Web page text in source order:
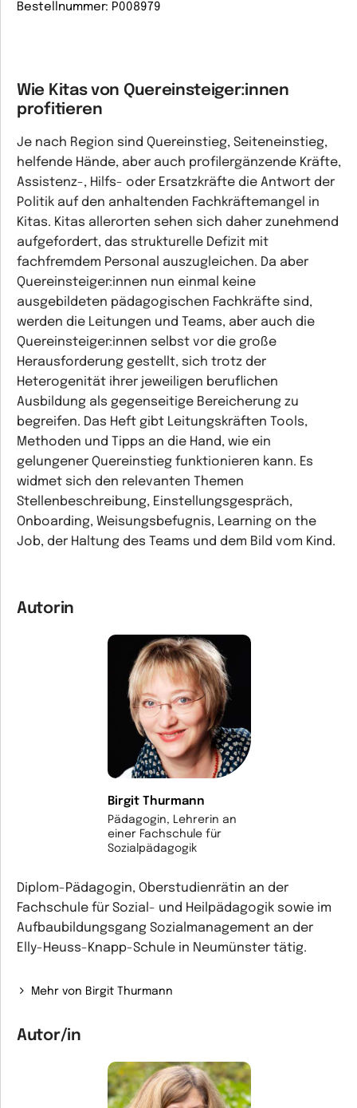
Bestellnummer: P008979
Wie Kitas von Quereinsteiger:innen
profitieren
Je nach Region sind Quereinstieg, Seiteneinstieg,
helfende Hände, aber auch profilergänzende Kräfte,
Assistenz-, Hilfs- oder Ersatzkräfte die Antwort der
Politik auf den anhaltenden Fachkräftemangel in
Kitas. Kitas allerorten sehen sich daher zunehmend
aufgefordert, das strukturelle Defizit mit
fachfremdem Personal auszugleichen. Da aber
Quereinsteiger:innen nun einmal keine
ausgebildeten pädagogischen Fachkräfte sind,
werden die Leitungen und Teams, aber auch die
Quereinsteiger:innen selbst vor die große
Herausforderung gestellt, sich trotz der
Heterogenität ihrer jeweiligen beruflichen
Ausbildung als gegenseitige Bereicherung zu
begreifen. Das Heft gibt Leitungskräften Tools,
Methoden und Tipps an die Hand, wie ein
gelungener Quereinstieg funktionieren kann. Es
widmet sich den relevanten Themen
Stellenbeschreibung, Einstellungsgespräch,
Onboarding, Weisungsbefugnis, Learning on the
Job, der Haltung des Teams und dem Bild vom Kind.
Autorin
Birgit Thurmann
Pädagogin, Lehrerin an
einer Fachschule für
Sozialpädagogik
Diplom-Pädagogin, Oberstudienrätin an der
Fachschule für Sozial- und Heilpädagogik sowie im
Aufbaubildungsgang Sozialmanagement an der
Elly-Heuss-Knapp-Schule in Neumünster tätig.
Mehr von Birgit Thurmann
Autor/in